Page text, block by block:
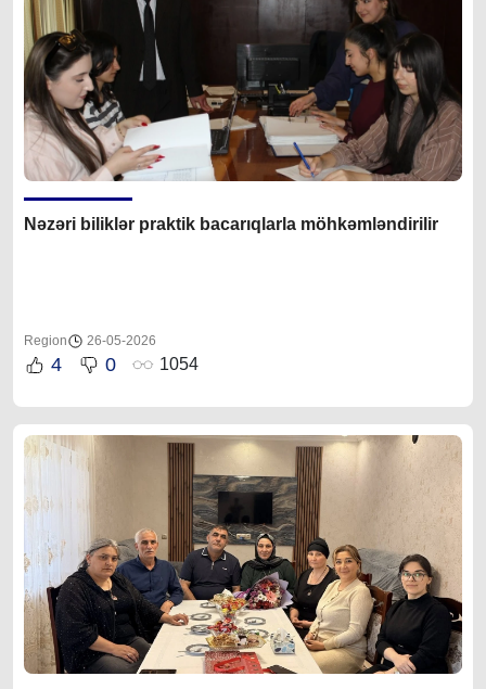
Nəzəri biliklər praktik bacarıqlarla möhkəmləndirilir
Region 26-05-2026
4 0 1054